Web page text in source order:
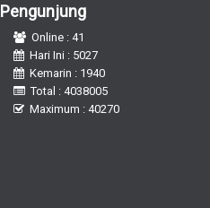
Pengunjung
Online : 41
Hari Ini : 5027
Kemarin : 1940
Total : 4038005
Maximum : 40270